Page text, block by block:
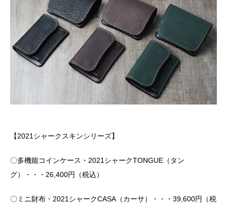
【2021シャークスキンシリーズ】
〇多機能コインケース・2021シャークTONGUE（タン
グ）・・・26,400円（税込）
〇ミニ財布・2021シャークCASA（カーサ）・・・39,600円（税